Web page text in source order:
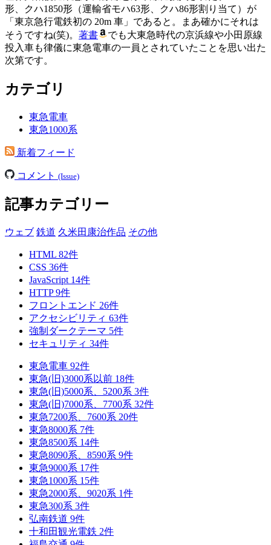
形、クハ1850形（運輸省モハ63形、クハ86形割り当て）が
「東京急行電鉄初の 20m 車」であると。まあ確かにそれは
そうですね(笑)。 著書
でも大東急時代の京浜線や小田原線
投入車も律儀に東急電車の一員とされていたことを思い出た
次第です。
カテゴリ
東急電車
東急1000系
新着フィード
コメント (Issue)
記事カテゴリー
ウェブ 鉄道 久米田康治作品 その他
HTML 82件
CSS 36件
JavaScript 14件
HTTP9件
フロントエンド 26件
アクセシビリティ 63件
強制ダークテーマ 5件
セキュリティ 34件
東急電車 92件
東急(旧)3000系以前 18件
東急(旧)5000系、5200系 3件
東急(旧)7000系、7700系 32件
東急7200系、7600系 20件
東急8000系 7件
東急8500系 14件
東急8090系、8590系 9件
東急9000系 17件
東急1000系 15件
東急2000系、9020系 1件
東急300系 3件
弘南鉄道 9件
十和田観光電鉄 2件